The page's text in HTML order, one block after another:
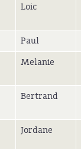
Loic
Paul
Melanie
Bertrand
Jordane